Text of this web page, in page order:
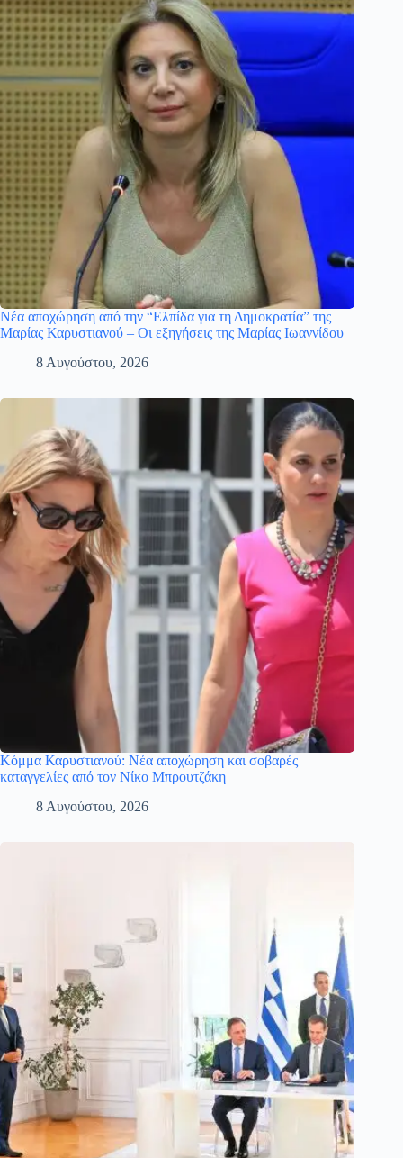
Νέα αποχώρηση από την “Ελπίδα για τη Δημοκρατία” της
Μαρίας Καρυστιανού – Οι εξηγήσεις της Μαρίας Ιωαννίδου
8 Αυγούστου, 2026
Κόμμα Καρυστιανού: Νέα αποχώρηση και σοβαρές
καταγγελίες από τον Νίκο Μπρουτζάκη
8 Αυγούστου, 2026